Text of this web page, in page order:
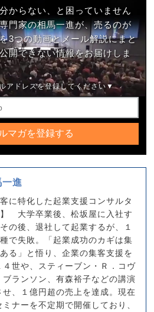
からない、と困っていません
門家の相馬一進が、売るのが
3つの動画とメール解説にまと
開できない情報をお届けしま
アドレスを登録してください▼
進
客に特化した起業支援コンサルタ
大学卒業後、松坂屋に入社す
の後、退社して起業するが、１
で失敗。「起業成功のカギは集
る」と悟り、企業の集客支援を
世や、スティーブン・Ｒ．コヴ
ブランソン、有森裕子などの講演
、１億円超の売上を達成。現在
ナーを不定期で開催しており、